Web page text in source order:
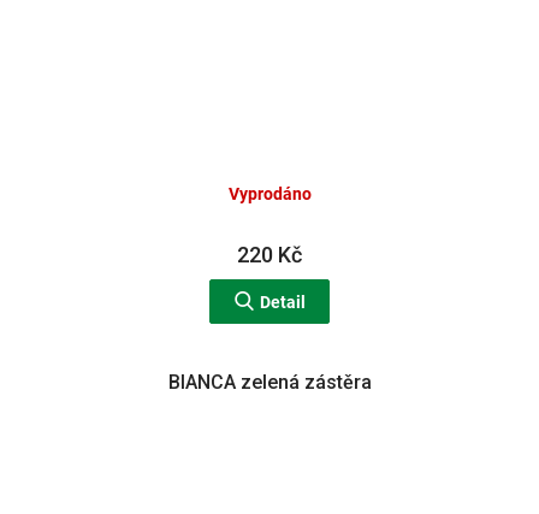
Vyprodáno
220 Kč
Detail
BIANCA zelená zástěra